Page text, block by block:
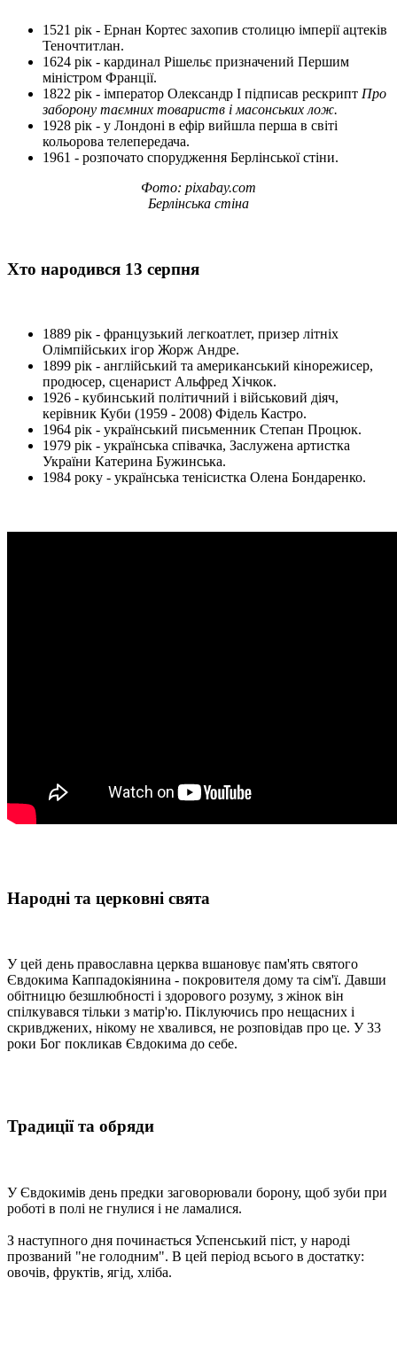
1521 рік - Ернан Кортес захопив столицю імперії ацтеків
Теночтитлан.
1624 рік - кардинал Рішельє призначений Першим
міністром Франції.
1822 рік - імператор Олександр I підписав рескрипт Про
заборону таємних товариств і масонських лож.
1928 рік - у Лондоні в ефір вийшла перша в світі
кольорова телепередача.
1961 - розпочато спорудження Берлінської стіни.
Фото: pixabay.com
Берлінська стіна
Хто народився 13 серпня
1889 рік - французький легкоатлет, призер літніх
Олімпійських ігор Жорж Андре.
1899 рік - англійський та американський кінорежисер,
продюсер, сценарист Альфред Хічкок.
1926 - кубинський політичний і військовий діяч,
керівник Куби (1959 - 2008) Фідель Кастро.
1964 рік - український письменник Степан Процюк.
1979 рік - українська співачка, Заслужена артистка
України Катерина Бужинська.
1984 року - українська тенісистка Олена Бондаренко.
Народні та церковні свята
У цей день православна церква вшановує пам'ять святого
Євдокима Каппадокіянина - покровителя дому та сім'ї. Давши
обітницю безшлюбності і здорового розуму, з жінок він
спілкувався тільки з матір'ю. Піклуючись про нещасних і
скривджених, нікому не хвалився, не розповідав про це. У 33
роки Бог покликав Євдокима до себе.
Традиції та обряди
У Євдокимів день предки заговорювали борону, щоб зуби при
роботі в полі не гнулися і не ламалися.
З наступного дня починається Успенський піст, у народі
прозваний "не голодним". В цей період всього в достатку:
овочів, фруктів, ягід, хліба.